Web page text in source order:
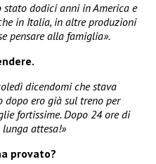
stato dodici anni in America e
in Italia, in altre produzioni
pensare alla famiglia».
dicendomi che stava
dopo ero già sul treno per
fortissime. Dopo 24 ore di
lunga attesa!»
provato?